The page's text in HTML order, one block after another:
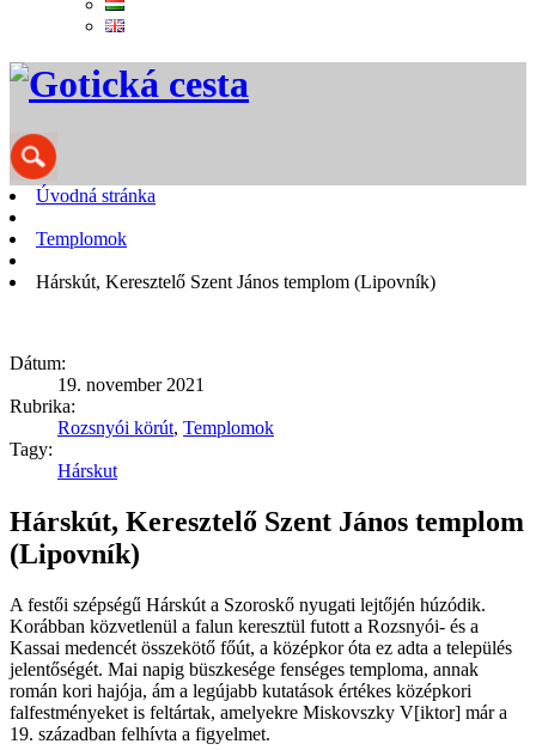
Úvodná stránka
Templomok
Hárskút, Keresztelő Szent János templom (Lipovník)
Dátum:
19. november 2021
Rubrika:
Rozsnyói körút, Templomok
Tagy:
Hárskut
Hárskút, Keresztelő Szent János templom
(Lipovník)
A festői szépségű Hárskút a Szoroskő nyugati lejtőjén húzódik.
Korábban közvetlenül a falun keresztül futott a Rozsnyói- és a
Kassai medencét összekötő főút, a középkor óta ez adta a település
jelentőségét. Mai napig büszkesége fenséges temploma, annak
román kori hajója, ám a legújabb kutatások értékes középkori
falfestményeket is feltártak, amelyekre Miskovszky V[iktor] már a
19. században felhívta a figyelmet.